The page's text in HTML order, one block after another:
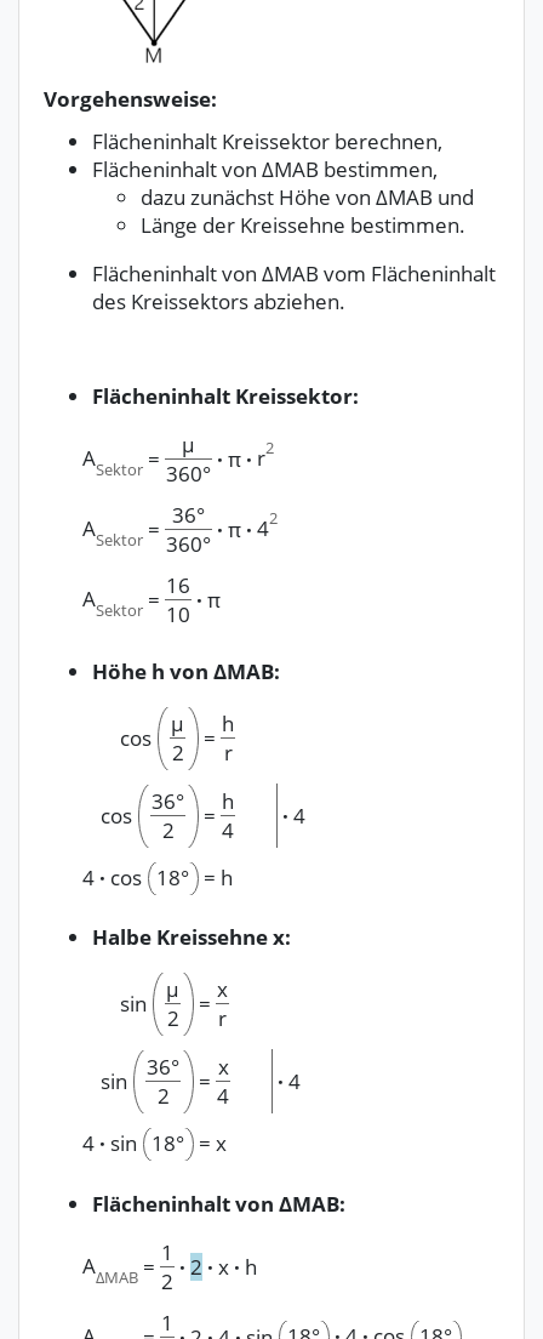
Vorgehensweise:
Flächeninhalt Kreissektor berechnen,
Flächeninhalt von ΔMAB bestimmen,
dazu zunächst Höhe von ΔMAB und
Länge der Kreissehne bestimmen.
Flächeninhalt von ΔMAB vom Flächeninhalt
des Kreissektors abziehen.
Flächeninhalt Kreissektor:
ASektor =
μ
360°
· π · r2
ASektor =
36°
360°
· π · 42
ASektor =
16
10
· π
Höhe h von ΔMAB:
cos
μ
2
=
h
r
cos
36°
2
=
h
4
· 4
4 · cos 18° = h
Halbe Kreissehne x:
sin
μ
2
=
x
r
sin
36°
2
=
x
4
· 4
4 · sin 18° = x
Flächeninhalt von ΔMAB:
AΔMAB =
1
2
· 2 · x · h
1